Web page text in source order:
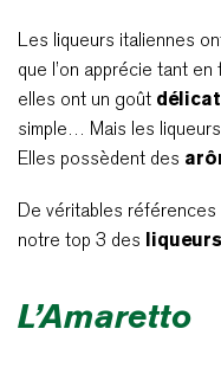
Les liqueurs italiennes
que l’on apprécie tant
elles ont un goût
simple… Mais les
Elles possèdent des
De véritables
notre top 3 des
L’Amaretto